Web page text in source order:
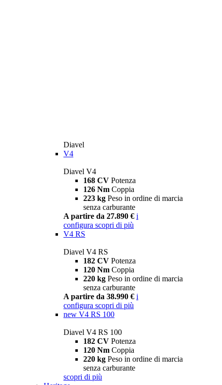
Diavel
V4
Diavel V4
168 CV Potenza
126 Nm Coppia
223 kg Peso in ordine di marcia
senza carburante
A partire da 27.890 € i
configura scopri di più
V4 RS
Diavel V4 RS
182 CV Potenza
120 Nm Coppia
220 kg Peso in ordine di marcia
senza carburante
A partire da 38.990 € i
configura scopri di più
new V4 RS 100
Diavel V4 RS 100
182 CV Potenza
120 Nm Coppia
220 kg Peso in ordine di marcia
senza carburante
scopri di più